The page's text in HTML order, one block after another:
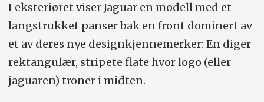
I eksteriøret viser Jaguar en modell med et
langstrukket panser bak en front dominert av
et av deres nye designkjennemerker: En diger
rektangulær, stripete flate hvor logo (eller
jaguaren) troner i midten.